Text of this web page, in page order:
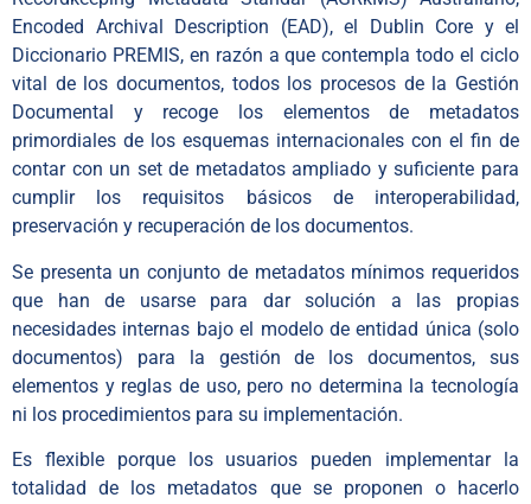
Encoded Archival Description (EAD), el Dublin Core y el
Diccionario PREMIS, en razón a que contempla todo el ciclo
vital de los documentos, todos los procesos de la Gestión
Documental y recoge los elementos de metadatos
primordiales de los esquemas internacionales con el fin de
contar con un set de metadatos ampliado y suficiente para
cumplir los requisitos básicos de interoperabilidad,
preservación y recuperación de los documentos.
Se presenta un conjunto de metadatos mínimos requeridos
que han de usarse para dar solución a las propias
necesidades internas bajo el modelo de entidad única (solo
documentos) para la gestión de los documentos, sus
elementos y reglas de uso, pero no determina la tecnología
ni los procedimientos para su implementación.
Es flexible porque los usuarios pueden implementar la
totalidad de los metadatos que se proponen o hacerlo